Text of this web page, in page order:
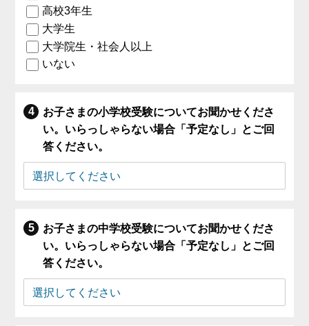
高校3年生
大学生
大学院生・社会人以上
いない
お子さまの小学校受験についてお聞かせくださ
い。いらっしゃらない場合「予定なし」とご回
答ください。
お子さまの中学校受験についてお聞かせくださ
い。いらっしゃらない場合「予定なし」とご回
答ください。